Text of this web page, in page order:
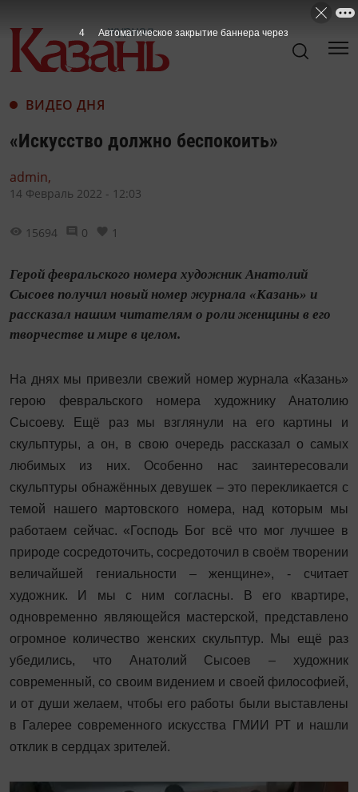
ВИДЕО ДНЯ
«Искусство должно беспокоить»
admin,
14 Февраль 2022 - 12:03
15694 0 1
Герой февральского номера художник Анатолий
Сысоев получил новый номер журнала «Казань» и
рассказал нашим читателям о роли женщины в его
творчестве и мире в целом.
На днях мы привезли свежий номер журнала «Казань»
герою февральского номера художнику Анатолию
Сысоеву. Ещё раз мы взглянули на его картины и
скульптуры, а он, в свою очередь рассказал о самых
любимых из них. Особенно нас заинтересовали
скульптуры обнажённых девушек – это перекликается с
темой нашего мартовского номера, над которым мы
работаем сейчас. «Господь Бог всё что мог лучшее в
природе сосредоточить, сосредоточил в своём творении
величайшей гениальности – женщине», - считает
художник. И мы с ним согласны. В его квартире,
одновременно являющейся мастерской, представлено
огромное количество женских скульптур. Мы ещё раз
убедились, что Анатолий Сысоев – художник
современный, со своим видением и своей философией,
и от души желаем, чтобы его работы были выставлены
в Галерее современного искусства ГМИИ РТ и нашли
отклик в сердцах зрителей.
3 Автоматическое закрытие баннера через